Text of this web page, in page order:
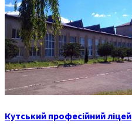
Кутський професійний ліцей